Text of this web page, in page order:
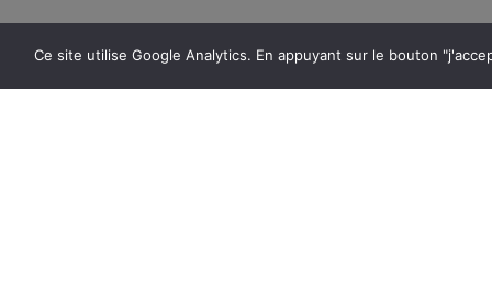
Ce site utilise Google Analytics. En appuyant sur le bouton